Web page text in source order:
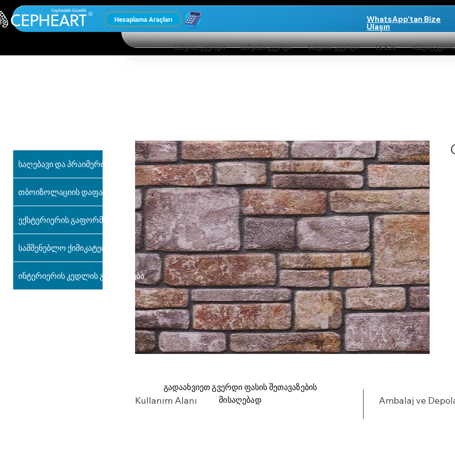
Hesaplama Araçları WhatsApp'tan Bize
Ulaşın
საწყისი გვერდი საწყისი გვერდი საწყისი გვერდი TS 825
Kullanım Alanı Ambalaj ve
გადაახვიეთ გვერდი ფასის შეთავაზების
მისაღებად
საღებავი და პრაიმერი
თბოიზოლაციის დაფა
ექსტერიერის გაფორმება
სამშენებლო ქიმიკატები
ინტერიერის კედლის გაფორმება